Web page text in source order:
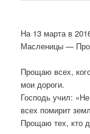
На 13 марта в
Масленицы —
Прощаю всех,
мои дороги.
Господь учил:
всех помирит
Прощаю тех, кто